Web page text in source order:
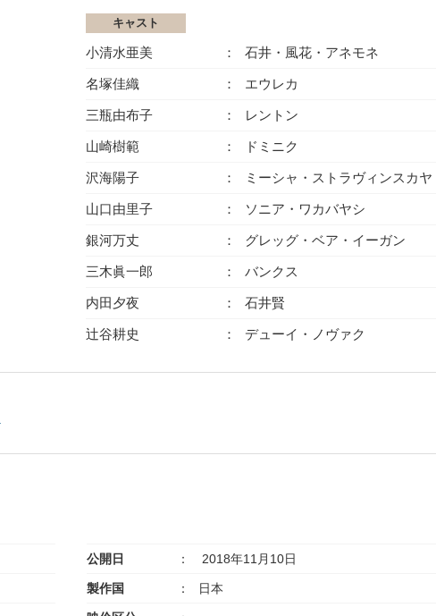
キャスト
小清水亜美 石井・風花・アネモネ
名塚佳織 エウレカ
三瓶由布子 レントン
山崎樹範 ドミニク
沢海陽子 ミーシャ・ストラヴィンスカヤ
山口由里子 ソニア・ワカバヤシ
銀河万丈 グレッグ・ベア・イーガン
三木眞一郎 バンクス
内田夕夜 石井賢
辻谷耕史 デューイ・ノヴァク
公開日 2018年11月10日
製作国 日本